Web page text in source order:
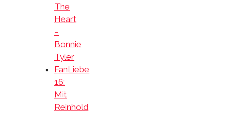
The
Heart
–
Bonnie
Tyler
FanLiebe
16:
Mit
Reinhold